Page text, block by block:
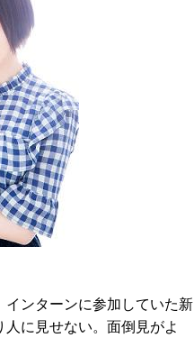
ンターンに参加していた新
に見せない。面倒見がよ